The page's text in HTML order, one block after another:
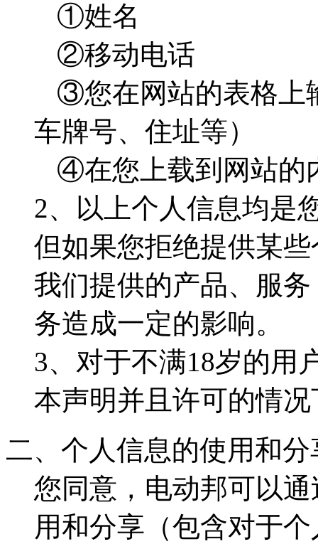
①姓名
②移动电话
③您在网站的表格上
车牌号、住址等）
④在您上载到网站的
2、以上个人信息均是
但如果您拒绝提供某
我们提供的产品、服
务造成一定的影响。
3、对于不满18岁的用
本声明并且许可的情
二、个人信息的使用和分
您同意，电动邦可以
用和分享（包含对于